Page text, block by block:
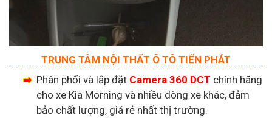
TRUNG TÂM NỘI THẤT Ô TÔ TIẾN PHÁT
Phân phối và lắp đặt Camera 360 DCT chính hãng
cho xe Kia Morning và nhiều dòng xe khác, đảm
bảo chất lượng, giá rẻ nhất thị trường.